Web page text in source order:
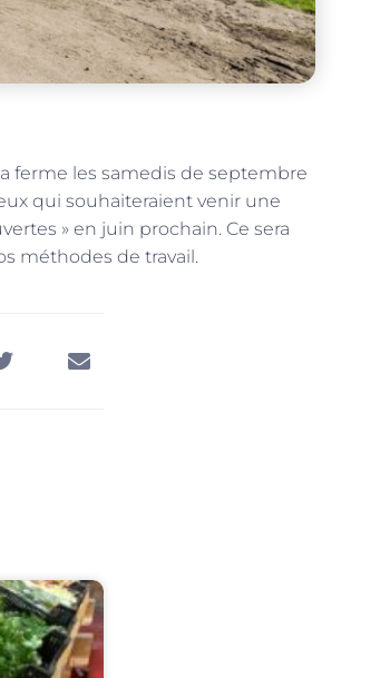
ferme les samedis de septembre
qui souhaiteraient venir une
» en juin prochain. Ce sera
méthodes de travail.